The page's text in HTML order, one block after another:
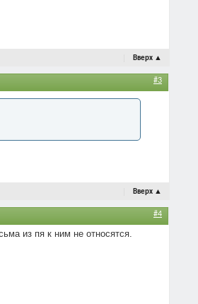
Вверх ▲
#3
Вверх ▲
#4
из пя к ним не относятся.